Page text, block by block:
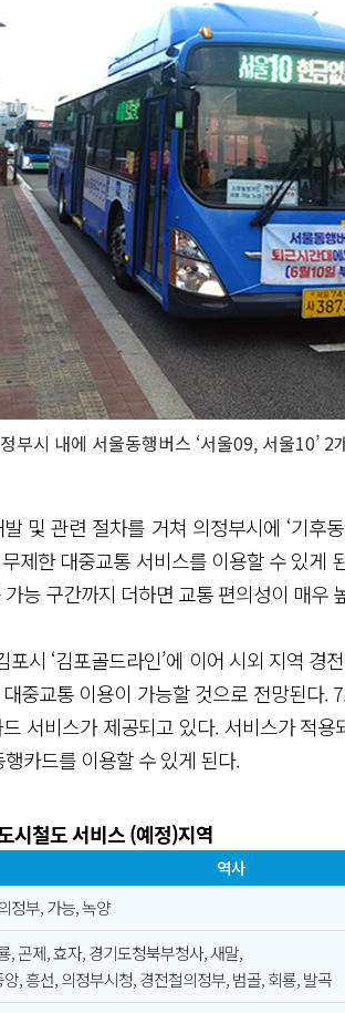
부시 내에 서울동행버스 ‘서울09, 서울10’ 2
및 관련 절차를 거쳐 의정부시에 ‘기후
제한 대중교통 서비스를 이용할 수 있게
능 구간까지 더하면 교통 편의성이 매우
포시 ‘김포골드라인’에 이어 시외 지역
중교통 이용이 가능할 것으로 전망된다.
서비스가 제공되고 있다. 서비스가 적
카드를 이용할 수 있게 된다.
시철도 서비스 (예정)지역
역사
정부, 가능, 녹양
, 곤제, 효자, 경기도청북부청사, 새말,
, 흥선, 의정부시청, 경전철의정부, 범골, 회룡, 발곡